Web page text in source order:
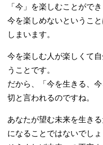
「今」を楽しむことができ
今を楽しめないというこ
しまいます。
今を楽しむ人が楽しくて
うことです。
だから、「今を生きる、
切と言われるのですね。
あなたが望む未来を生き
になることではないでしょ